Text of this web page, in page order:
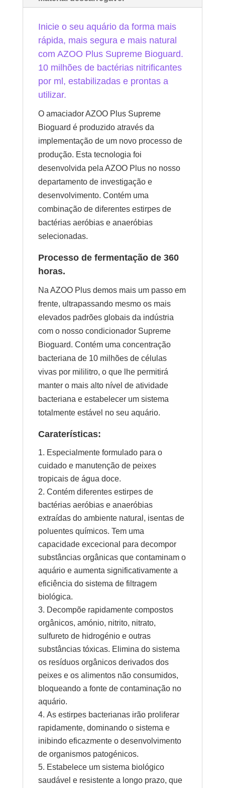
Inicie o seu aquário da forma mais
rápida, mais segura e mais natural
com AZOO Plus Supreme Bioguard.
10 milhões de bactérias nitrificantes
por ml, estabilizadas e prontas a
utilizar.
O amaciador AZOO Plus Supreme
Bioguard é produzido através da
implementação de um novo processo de
produção. Esta tecnologia foi
desenvolvida pela AZOO Plus no nosso
departamento de investigação e
desenvolvimento. Contém uma
combinação de diferentes estirpes de
bactérias aeróbias e anaeróbias
selecionadas.
Processo de fermentação de 360
horas.
Na AZOO Plus demos mais um passo em
frente, ultrapassando mesmo os mais
elevados padrões globais da indústria
com o nosso condicionador Supreme
Bioguard. Contém uma concentração
bacteriana de 10 milhões de células
vivas por mililitro, o que lhe permitirá
manter o mais alto nível de atividade
bacteriana e estabelecer um sistema
totalmente estável no seu aquário.
Caraterísticas:
Especialmente formulado para o
cuidado e manutenção de peixes
tropicais de água doce.
Contém diferentes estirpes de
bactérias aeróbias e anaeróbias
extraídas do ambiente natural, isentas de
poluentes químicos. Tem uma
capacidade excecional para decompor
substâncias orgânicas que contaminam o
aquário e aumenta significativamente a
eficiência do sistema de filtragem
biológica.
Decompõe rapidamente compostos
orgânicos, amónio, nitrito, nitrato,
sulfureto de hidrogénio e outras
substâncias tóxicas. Elimina do sistema
os resíduos orgânicos derivados dos
peixes e os alimentos não consumidos,
bloqueando a fonte de contaminação no
aquário.
As estirpes bacterianas irão proliferar
rapidamente, dominando o sistema e
inibindo eficazmente o desenvolvimento
de organismos patogénicos.
Estabelece um sistema biológico
saudável e resistente a longo prazo, que